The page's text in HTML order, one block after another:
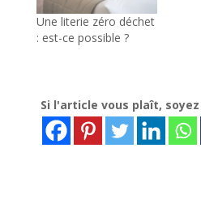
Une literie zéro déchet
: est-ce possible ?
Si l'article vous plaît,